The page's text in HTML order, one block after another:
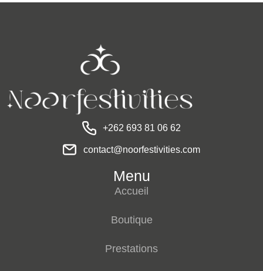
+262 693 81 06 62
contact@noorfestivities.com
Menu
Accueil
Boutique
Prestations